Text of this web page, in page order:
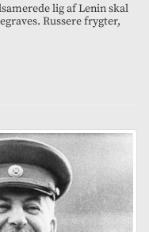
lig af Lenin skal
Russere frygter,